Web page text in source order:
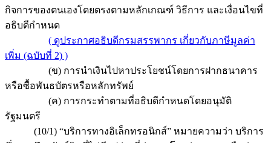
กิจการของตนเองโดยตรงตามหลักเกณฑ์ วิธีการ และเงื่อนไขที่
อธิบดีกำหนด
( ดูประกาศอธิบดีกรมสรรพากร เกี่ยวกับภาษีมูลค่า
เพิ่ม (ฉบับที่ 2) )
(ข) การนำเงินไปหาประโยชน์โดยการฝากธนาคาร
หรือซื้อพันธบัตรหรือหลักทรัพย์
(ค) การกระทำตามที่อธิบดีกำหนดโดยอนุมัติ
รัฐมนตรี
(10/1) “บริการทางอิเล็กทรอนิกส์” หมายความว่า บริการ